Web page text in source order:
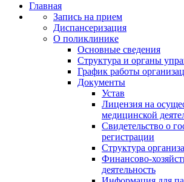
Главная
Запись на прием
Диспансеризация
О поликлинике
Основные сведения
Структура и органы
График работы
Документы
Устав
Лицензия на
медицинской
Свидетельство о
регистрации
Структура
Финансово-
деятельность